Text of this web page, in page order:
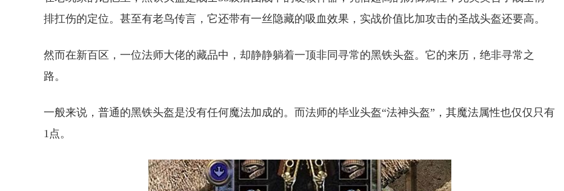
排扛伤的定位。甚至有老鸟传言，它还带有一丝隐藏的吸血效果，实战价值比加攻击的圣战头盔还要高。
然而在新百区，一位法师大佬的藏品中，却静静躺着一顶非同寻常的黑铁头盔。它的来历，绝非寻常之
路。
一般来说，普通的黑铁头盔是没有任何魔法加成的。而法师的毕业头盔“法神头盔”，其魔法属性也仅仅只有
1点。